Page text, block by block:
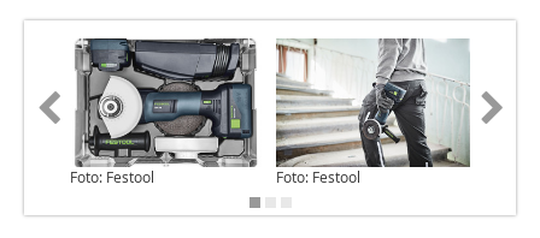
Foto: Festool Foto: Festool